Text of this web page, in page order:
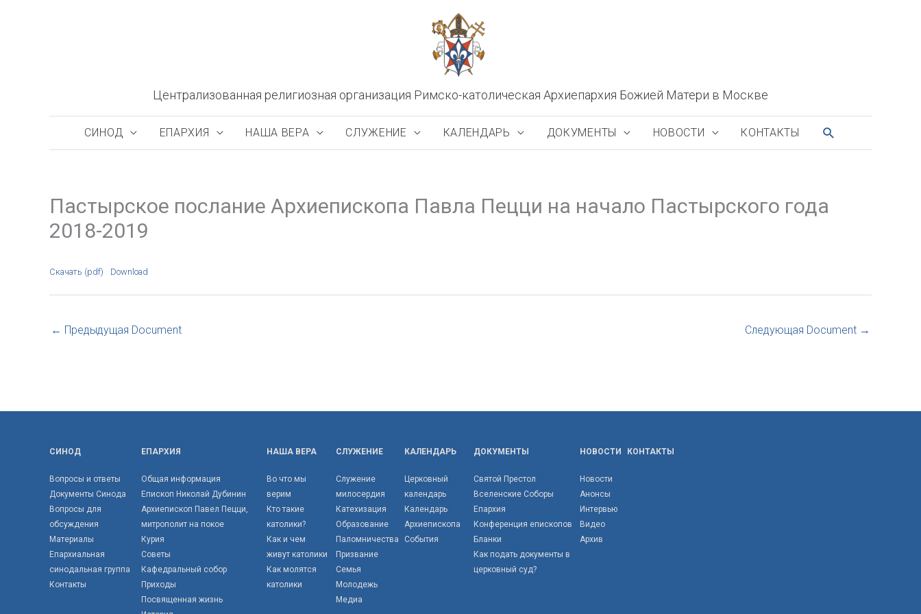
Централизованная религиозная организация Римско-католическая Архиепархия Божией Матери в Москве
СИНОД ЕПАРХИЯ НАША ВЕРА СЛУЖЕНИЕ КАЛЕНДАРЬ ДОКУМЕНТЫ НОВОСТИ КОНТАКТЫ ПОИСК
Пастырское послание Архиепископа Павла Пецци на начало Пастырского года
2018-2019
Скачать (pdf) Download
← Предыдущая Document Следующая Document →
СИНОД
Вопросы и ответы
Документы Синода
Вопросы для
обсуждения
Материалы
Епархиальная
синодальная группа
Контакты
ЕПАРХИЯ
Общая информация
Епископ Николай Дубинин
Архиепископ Павел Пецци,
митрополит на покое
Курия
Советы
Кафедральный собор
Приходы
Посвященная жизнь
НАША ВЕРА
Во что мы
верим
Кто такие
католики?
Как и чем
живут католики
Как молятся
католики
СЛУЖЕНИЕ
Служение
милосердия
Катехизация
Образование
Паломничества
Призвание
Семья
Молодежь
Медиа
КАЛЕНДАРЬ
Церковный
календарь
Календарь
Архиепископа
События
ДОКУМЕНТЫ
Святой Престол
Вселенские Соборы
Епархия
Конференция епископов
Бланки
Как подать документы в
церковный суд?
НОВОСТИ
Новости
Анонсы
Интервью
Видео
Архив
КОНТАКТЫ